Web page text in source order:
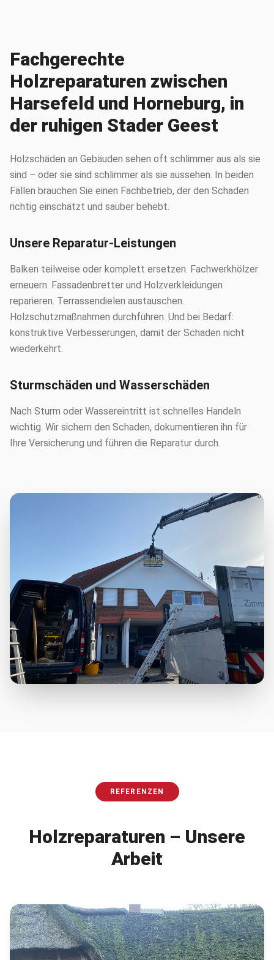
Fachgerechte
Holzreparaturen zwischen
Harsefeld und Horneburg, in
der ruhigen Stader Geest
Holzschäden an Gebäuden sehen oft schlimmer aus als sie
sind – oder sie sind schlimmer als sie aussehen. In beiden
Fällen brauchen Sie einen Fachbetrieb, der den Schaden
richtig einschätzt und sauber behebt.
Unsere Reparatur-Leistungen
Balken teilweise oder komplett ersetzen. Fachwerkhölzer
erneuern. Fassadenbretter und Holzverkleidungen
reparieren. Terrassendielen austauschen.
Holzschutzmaßnahmen durchführen. Und bei Bedarf:
konstruktive Verbesserungen, damit der Schaden nicht
wiederkehrt.
Sturmschäden und Wasserschäden
Nach Sturm oder Wassereintritt ist schnelles Handeln
wichtig. Wir sichern den Schaden, dokumentieren ihn für
Ihre Versicherung und führen die Reparatur durch.
REFERENZEN
Holzreparaturen – Unsere
Arbeit